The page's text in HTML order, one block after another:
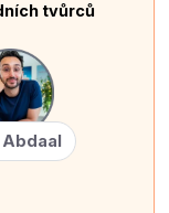
tvůrců
Abdaal